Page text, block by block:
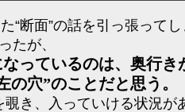
“断面”の話を引っ張ってし
ったが、
っているのは、奥行き
の穴”のことだと思う。
覗き、入っていける状況が